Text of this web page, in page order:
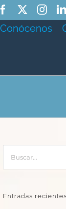
Facebook
Conócenos
Entradas recientes